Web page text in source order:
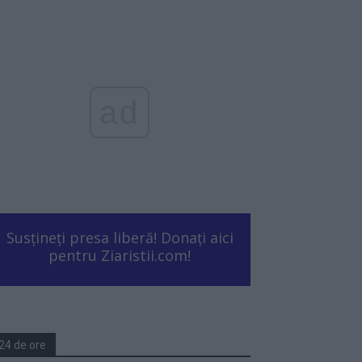
Susțineți presa liberă! Donați aici
pentru Ziaristii.com!
de ore